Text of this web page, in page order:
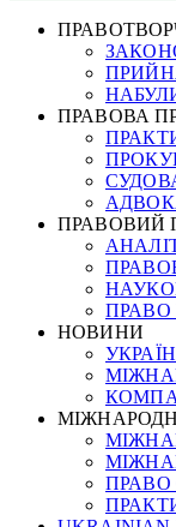
ПРАВОВА
ПРАВОВИЙ
ПРАВО
НОВИНИ
ПРАВО